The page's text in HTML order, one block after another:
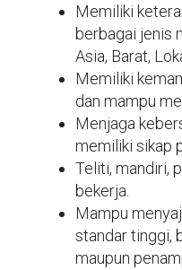
Memiliki
berbagai jenis
Asia, Barat,
Memiliki
dan mampu
Menjaga
memiliki sikap
Teliti, mandiri,
bekerja.
Mampu
standar tinggi,
maupun